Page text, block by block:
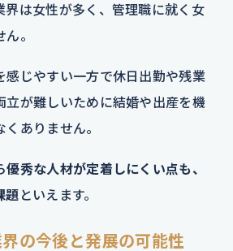
界は女性が多く、管理職に就く女
。
感じやすい一方で休日出勤や残業
立が難しいために結婚や出産を機
ありません。
優秀な人材が定着しにくい点も、
題 といえます。
の今後と発展の可能性